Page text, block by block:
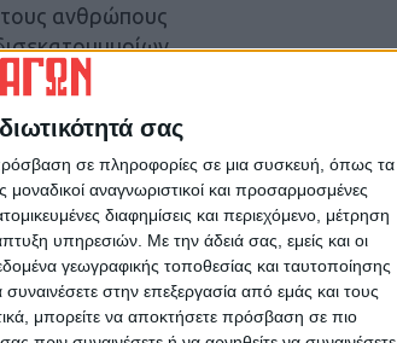
σας
σε πληροφορίες σε μια συσκευή, όπως τα
αναγνωριστικοί και προσαρμοσμένες
διαφημίσεις και περιεχόμενο, μέτρηση
υπηρεσιών. Με την άδειά σας, εμείς και οι
γεωγραφικής τοποθεσίας και ταυτοποίησης
στην επεξεργασία από εμάς και τους
μπορείτε να αποκτήσετε πρόσβαση σε πιο
τους ανθρώπους
ότι χάθηκαν
πως είναι
μέλι
νομές του
νομού
τούς
και όσους από